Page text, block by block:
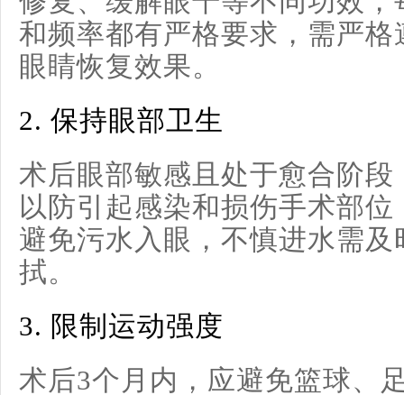
和频率都有严格要求，需严
眼睛恢复效果。
2. 保持眼部卫生
术后眼部敏感且处于愈合阶
以防引起感染和损伤手术部
避免污水入眼，不慎进水需
拭。
3. 限制运动强度
术后3个月内，应避免篮球、